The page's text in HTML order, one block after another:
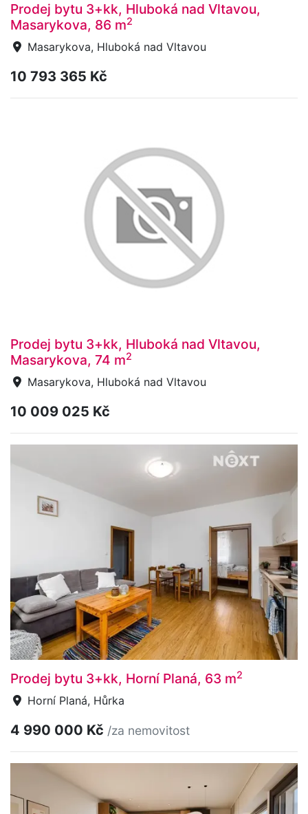
Prodej bytu 3+kk, Hluboká nad Vltavou,
Masarykova, 86 m2
Masarykova, Hluboká nad Vltavou
10 793 365 Kč
Prodej bytu 3+kk, Hluboká nad Vltavou,
Masarykova, 74 m2
Masarykova, Hluboká nad Vltavou
10 009 025 Kč
Prodej bytu 3+kk, Horní Planá, 63 m2
Horní Planá, Hůrka
4 990 000 Kč /za nemovitost